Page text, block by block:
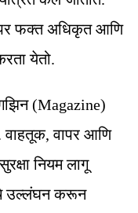
फक्त अधिकृत आणि
येतो.
(Magazine)
वापर आणि
नियम लागू
उल्लंघन करून